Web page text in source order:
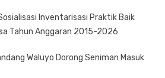
Inventarisasi Praktik Baik
Tahun Anggaran 2015-2026
Waluyo Dorong Seniman Masuk